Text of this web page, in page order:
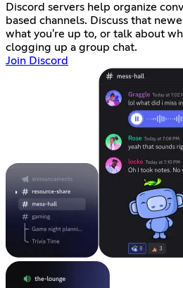
Discord servers help organize
based channels. Discuss that
what you're up to, or talk about
clogging up a group chat.
Join Discord